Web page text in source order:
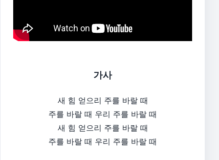
가사
새 힘 얻으리 주를 바랄 때
주를 바랄 때 우리 주를 바랄 때
새 힘 얻으리 주를 바랄 때
주를 바랄 때 우리 주를 바랄 때